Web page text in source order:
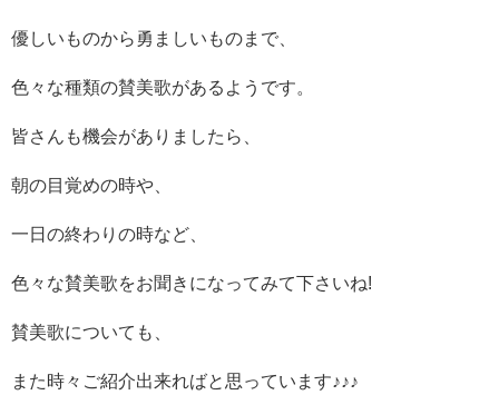
優しいものから勇ましいものまで、
色々な種類の賛美歌があるようです。
皆さんも機会がありましたら、
朝の目覚めの時や、
一日の終わりの時など、
色々な賛美歌をお聞きになってみて下さいね!
賛美歌についても、
また時々ご紹介出来ればと思っています♪♪♪